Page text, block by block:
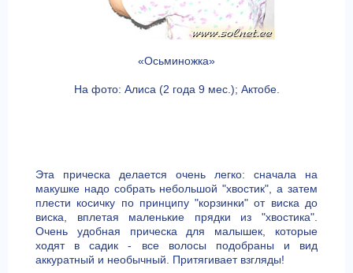
«Осьминожка»
На фото: Алиса (2 года 9 мес.); Актобе.
Эта прическа делается очень легко: сначала на
макушке надо собрать небольшой "хвостик", а затем
плести косичку по принципу "корзинки" от виска до
виска, вплетая маленькие прядки из "хвостика".
Очень удобная прическа для малышек, которые
ходят в садик - все волосы подобраны и вид
аккуратный и необычный. Притягивает взгляды!